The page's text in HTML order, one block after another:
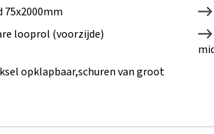
75x2000mm
looprol (voorzijde)
opklapbaar,schuren van groot